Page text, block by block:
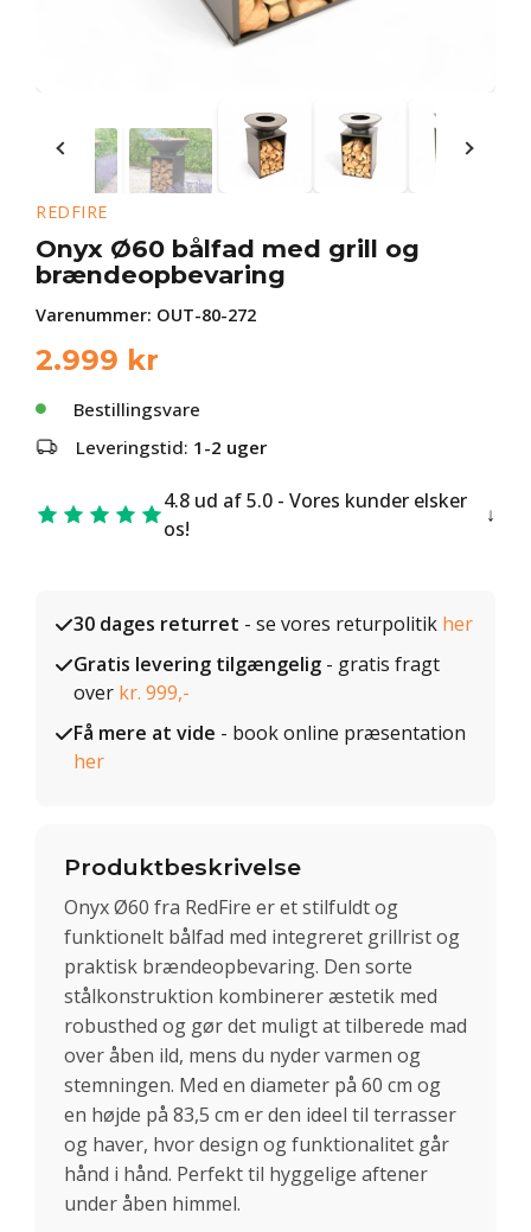
REDFIRE
Onyx Ø60 bålfad med grill og
brændeopbevaring
Varenummer: OUT-80-272
2.999 kr
Bestillingsvare
Leveringstid: 1-2 uger
4.8 ud af 5.0 - Vores kunder elsker
os!
30 dages returret - se vores returpolitik her
Gratis levering tilgængelig - gratis fragt
over kr. 999,-
Få mere at vide - book online præsentation
her
Produktbeskrivelse
Onyx Ø60 fra RedFire er et stilfuldt og
funktionelt bålfad med integreret grillrist og
praktisk brændeopbevaring. Den sorte
stålkonstruktion kombinerer æstetik med
robusthed og gør det muligt at tilberede mad
over åben ild, mens du nyder varmen og
stemningen. Med en diameter på 60 cm og
en højde på 83,5 cm er den ideel til terrasser
og haver, hvor design og funktionalitet går
hånd i hånd. Perfekt til hyggelige aftener
under åben himmel.